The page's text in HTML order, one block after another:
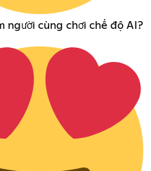
người cùng chơi chế độ AI?